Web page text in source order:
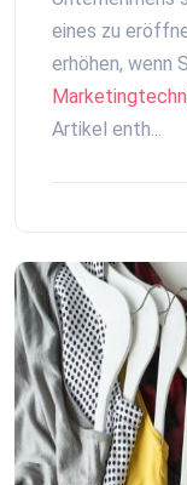
eines zu
erhöhen, wenn
Artikel enth...